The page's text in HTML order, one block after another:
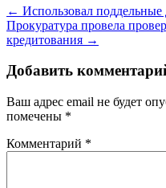
← Использовал
Прокуратура провела
кредитования →
Добавить
Ваш адрес email не будет
помечены *
Комментарий *